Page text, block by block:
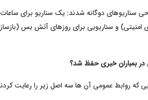
سناریوهای دوگانه شدند: یک سناریو برای
و سناریویی برای روزهای آتش بس (بازسازی
که روابط عمومی آن ها سه اصل زیر را رعایت